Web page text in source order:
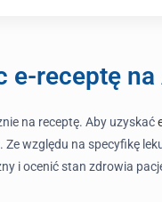
e-receptę
na receptę. Aby uzyskać
względu na specyfikę
i ocenić stan zdrowia